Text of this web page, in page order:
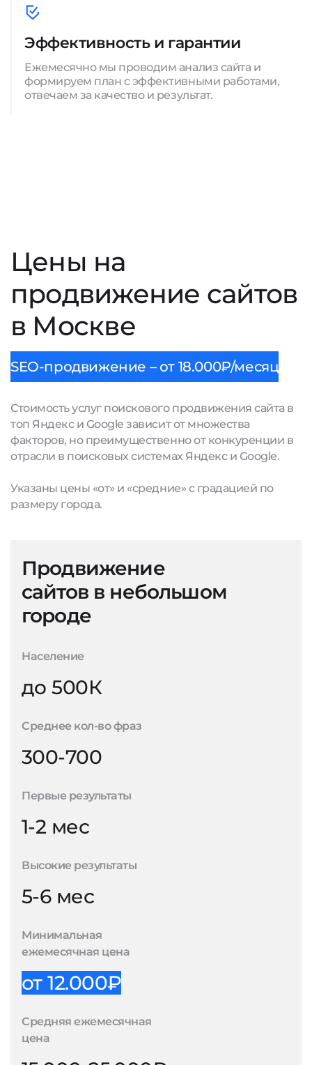
Эффективность и гарантии
Ежемесячно мы проводим анализ сайта и
формируем план с эффективными работами,
отвечаем за качество и результат.
Цены на
продвижение сайтов
в Москве
SEO-продвижение – от 18.000₽/месяц
Стоимость услуг поискового продвижения сайта в
топ Яндекс и Google зависит от множества
факторов, но преимущественно от конкуренции в
отрасли в поисковых системах Яндекс и Google.
Указаны цены «от» и «средние» с градацией по
размеру города.
Продвижение
сайтов в небольшом
городе
Население
до 500К
Среднее кол-во фраз
300-700
Первые результаты
1-2 мес
Высокие результаты
5-6 мес
Минимальная
ежемесячная цена
от 12.000₽
Средняя ежемесячная
цена